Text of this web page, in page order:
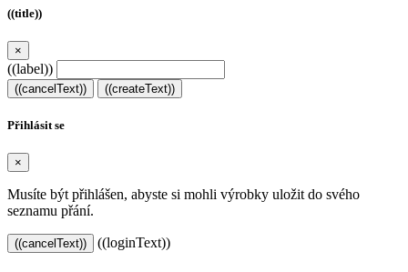
((title))
×
((label))
((cancelText)) ((createText))
Přihlásit se
×
Musíte být přihlášen, abyste si mohli výrobky uložit do svého
seznamu přání.
((cancelText)) ((loginText))